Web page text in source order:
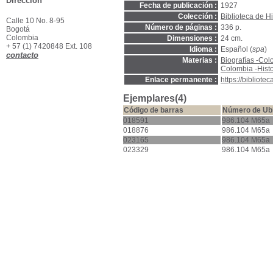
Fecha de publicación : 1927
Colección :
Biblioteca de
Número de páginas : 336 p.
Dimensiones : 24 cm.
Idioma :
Español (spa)
Materias :
Biografías -
Colombia -
Enlace permanente :
https://
Ejemplares(4)
Código de barras
Número de
018591
986.104 M65a
018876
986.104 M65a
023165
986.104 M65a
023329
986.104 M65a
Calle 10 No. 8-95
Bogotá
Colombia
+ 57 (1) 7420848 Ext. 108
contacto